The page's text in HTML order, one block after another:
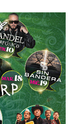
para 2027.
sus acciones
fideicomiso
el control formal
de cuánto
aunque
,el mismo
Realito con los
está, al
el mayor